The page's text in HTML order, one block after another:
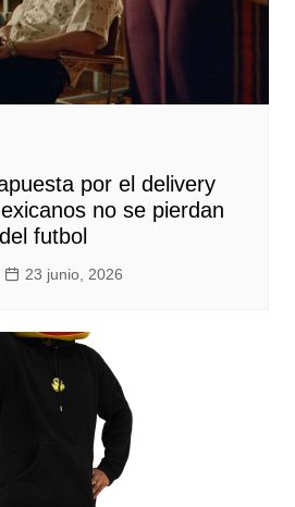
por el delivery
no se pierdan
futbol
23 junio, 2026